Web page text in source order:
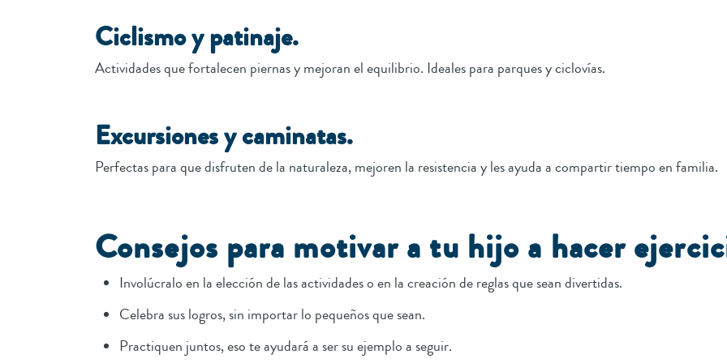
Ciclismo y patinaje.
Actividades que fortalecen piernas y mejoran el equilibrio. Ideales para parques y ciclovías.
Excursiones y caminatas.
Perfectas para que disfruten de la naturaleza, mejoren la resistencia y les ayuda a compartir tiempo en familia.
Consejos para motivar a tu hijo a hacer
Involúcralo en la elección de las actividades o en la creación de reglas que sean divertidas.
Celebra sus logros, sin importar lo pequeños que sean.
Practiquen juntos, eso te ayudará a ser su ejemplo a seguir.